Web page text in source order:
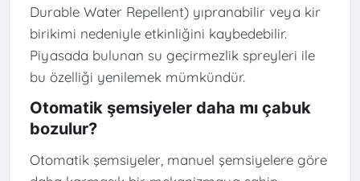
Durable Water Repellent) yıpranabilir veya kir
birikimi nedeniyle etkinliğini kaybedebilir.
Piyasada bulunan su geçirmezlik spreyleri ile
bu özelliği yenilemek mümkündür.
Otomatik şemsiyeler daha mı çabuk
bozulur?
Otomatik şemsiyeler, manuel şemsiyelere göre